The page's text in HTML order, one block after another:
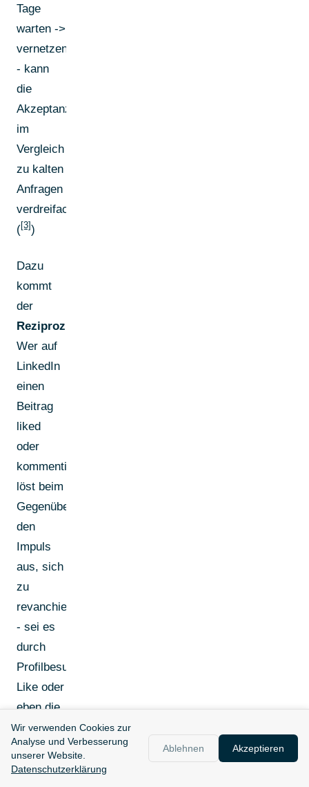
Tage
warten ->
vernetzen
- kann
die
Akzeptanzrate
im
Vergleich
zu kalten
Anfragen
verdreifachen.
([3])
Dazu
kommt
der
Reziprozitätseffekt
Wer auf
LinkedIn
einen
Beitrag
liked
oder
kommentiert,
löst beim
Gegenüber
den
Impuls
aus, sich
zu
revanchieren
- sei es
durch
Profilbesuch,
Like oder
eben die
Annahme
einer
Anfrage.
Wir verwenden Cookies zur
Analyse und Verbesserung
unserer Website.
Datenschutzerklärung
Ablehnen Akzeptieren